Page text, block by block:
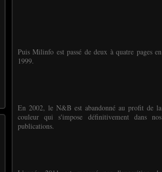
Puis Milinfo est passé de deux à quatre pages en
1999.
En 2002, le N&B est abandonné au profit de la
couleur qui s'impose définitivement dans nos
publications.